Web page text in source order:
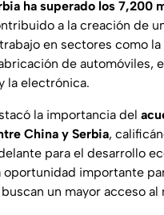
ha superado los 7,200
a la creación de
en sectores como la
de automóviles,
la electrónica.
la importancia del
China y Serbia,
para el desarrollo
oportunidad importante
un mayor acceso al